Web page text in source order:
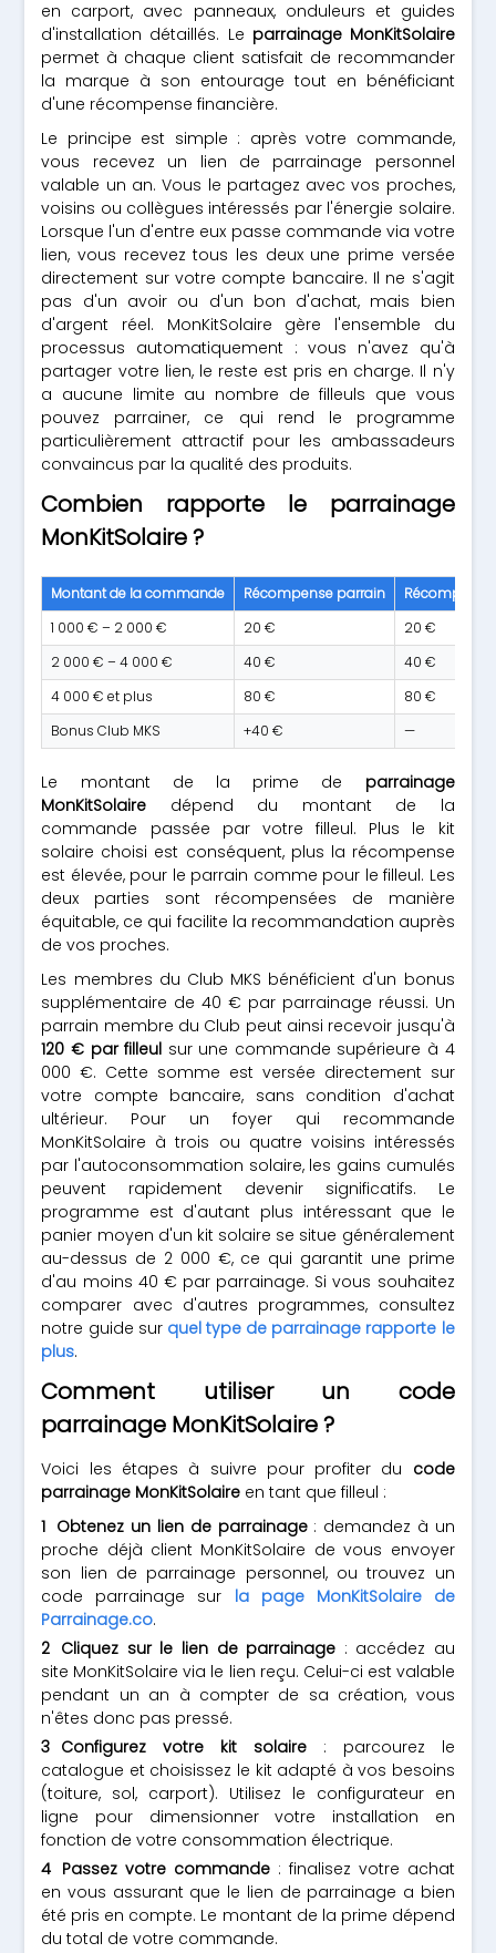
en carport, avec panneaux, onduleurs et guides
d'installation détaillés. Le parrainage MonKitSolaire
permet à chaque client satisfait de recommander
la marque à son entourage tout en bénéficiant
d'une récompense financière.
Le principe est simple : après votre commande,
vous recevez un lien de parrainage personnel
valable un an. Vous le partagez avec vos proches,
voisins ou collègues intéressés par l'énergie solaire.
Lorsque l'un d'entre eux passe commande via votre
lien, vous recevez tous les deux une prime versée
directement sur votre compte bancaire. Il ne s'agit
pas d'un avoir ou d'un bon d'achat, mais bien
d'argent réel. MonKitSolaire gère l'ensemble du
processus automatiquement : vous n'avez qu'à
partager votre lien, le reste est pris en charge. Il n'y
a aucune limite au nombre de filleuls que vous
pouvez parrainer, ce qui rend le programme
particulièrement attractif pour les ambassadeurs
convaincus par la qualité des produits.
Combien rapporte le parrainage
MonKitSolaire ?
Montant de la commande Récompense parrain
1 000 € – 2 000 €
20 €
20 €
2 000 € – 4 000 €
40 €
40 €
4 000 € et plus
80 €
80 €
Bonus Club MKS
+40 € —
Le montant de la prime de parrainage
MonKitSolaire dépend du montant de la
commande passée par votre filleul. Plus le kit
solaire choisi est conséquent, plus la récompense
est élevée, pour le parrain comme pour le filleul. Les
deux parties sont récompensées de manière
équitable, ce qui facilite la recommandation auprès
de vos proches.
Les membres du Club MKS bénéficient d'un bonus
supplémentaire de 40 € par parrainage réussi. Un
parrain membre du Club peut ainsi recevoir jusqu'à
120 € par filleul sur une commande supérieure à 4
000 €. Cette somme est versée directement sur
votre compte bancaire, sans condition d'achat
ultérieur. Pour un foyer qui recommande
MonKitSolaire à trois ou quatre voisins intéressés
par l'autoconsommation solaire, les gains cumulés
peuvent rapidement devenir significatifs. Le
programme est d'autant plus intéressant que le
panier moyen d'un kit solaire se situe généralement
au-dessus de 2 000 €, ce qui garantit une prime
d'au moins 40 € par parrainage. Si vous souhaitez
comparer avec d'autres programmes, consultez
notre guide sur quel type de parrainage rapporte le
plus.
Comment utiliser un code
parrainage MonKitSolaire ?
Voici les étapes à suivre pour profiter du code
parrainage MonKitSolaire en tant que filleul :
Obtenez un lien de parrainage: demandez à un
proche déjà client MonKitSolaire de vous envoyer
son lien de parrainage personnel, ou trouvez un
code parrainage sur la page MonKitSolaire de
Parrainage.co.
Cliquez sur le lien de parrainage : accédez au
site MonKitSolaire via le lien reçu. Celui-ci est valable
pendant un an à compter de sa création, vous
n'êtes donc pas pressé.
Configurez votre kit solaire : parcourez le
catalogue et choisissez le kit adapté à vos besoins
(toiture, sol, carport). Utilisez le configurateur en
ligne pour dimensionner votre installation en
fonction de votre consommation électrique.
Passez votre commande : finalisez votre achat
en vous assurant que le lien de parrainage a bien
été pris en compte. Le montant de la prime dépend
du total de votre commande.